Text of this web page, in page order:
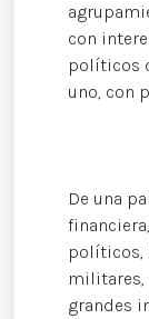
con
políticos
uno, con
De una
políticos,
militares,
grandes